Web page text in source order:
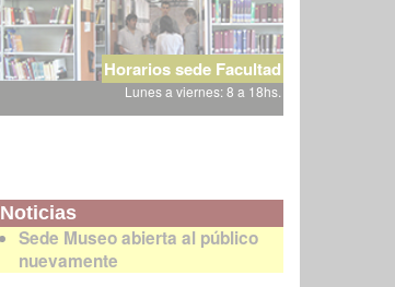
Horarios sede Facultad
Lunes a viernes: 8 a 18hs.
Noticias
Sede Museo abierta al público
nuevamente